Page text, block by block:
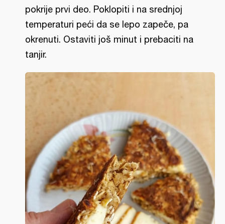
pokrije prvi deo. Poklopiti i na srednjoj
temperaturi peći da se lepo zapeče, pa
okrenuti. Ostaviti još minut i prebaciti na
tanjir.